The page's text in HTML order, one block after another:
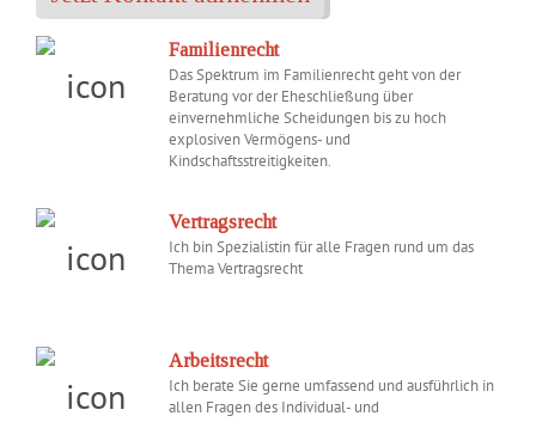
Familienrecht
Das Spektrum im Familienrecht geht von der
Beratung vor der Eheschließung über
einvernehmliche Scheidungen bis zu hoch
explosiven Vermögens- und
Kindschaftsstreitigkeiten.
Vertragsrecht
Ich bin Spezialistin für alle Fragen rund um das
Thema Vertragsrecht
Arbeitsrecht
Ich berate Sie gerne umfassend und ausführlich in
allen Fragen des Individual- und